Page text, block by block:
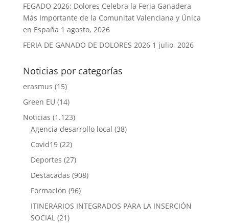
FEGADO 2026: Dolores Celebra la Feria Ganadera
Más Importante de la Comunitat Valenciana y Única
en España 1 agosto, 2026
FERIA DE GANADO DE DOLORES 2026 1 julio, 2026
Noticias por categorías
erasmus (15)
Green EU (14)
Noticias (1.123)
Agencia desarrollo local (38)
Covid19(22)
Deportes (27)
Destacadas (908)
Formación (96)
ITINERARIOS INTEGRADOS PARA LA INSERCIÓN
SOCIAL (21)